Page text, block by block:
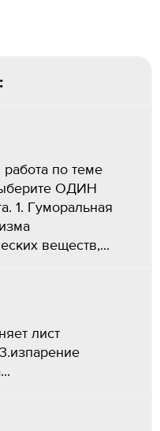
по теме
ОДИН
1. Гуморальная
веществ,...
лист